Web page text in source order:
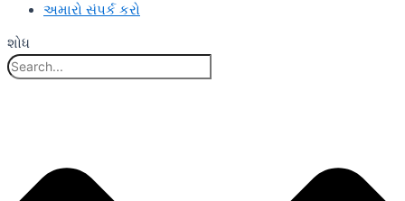
અમારો સંપર્ક કરો
શોધ